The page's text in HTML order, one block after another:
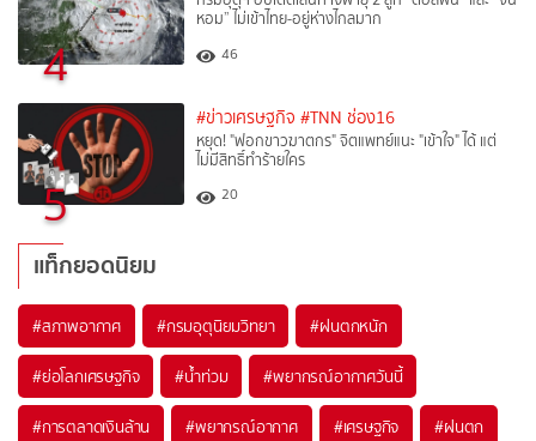
4
หอม” ไม่เข้าไทย-อยู่ห่างไกลมาก
46
5
#ข่าวเศรษฐกิจ #TNN ช่อง16
หยุด! "ฟอกขาวฆาตกร" จิตแพทย์แนะ "เข้าใจ" ได้ แต่
ไม่มีสิทธิ์ทำร้ายใคร
20
แท็กยอดนิยม
#สภาพอากาศ #กรมอุตุนิยมวิทยา #ฝนตกหนัก
#ย่อโลกเศรษฐกิจ #น้ำท่วม #พยากรณ์อากาศวันนี้
#การตลาดเงินล้าน #พยากรณ์อากาศ #เศรษฐกิจ #ฝนตก